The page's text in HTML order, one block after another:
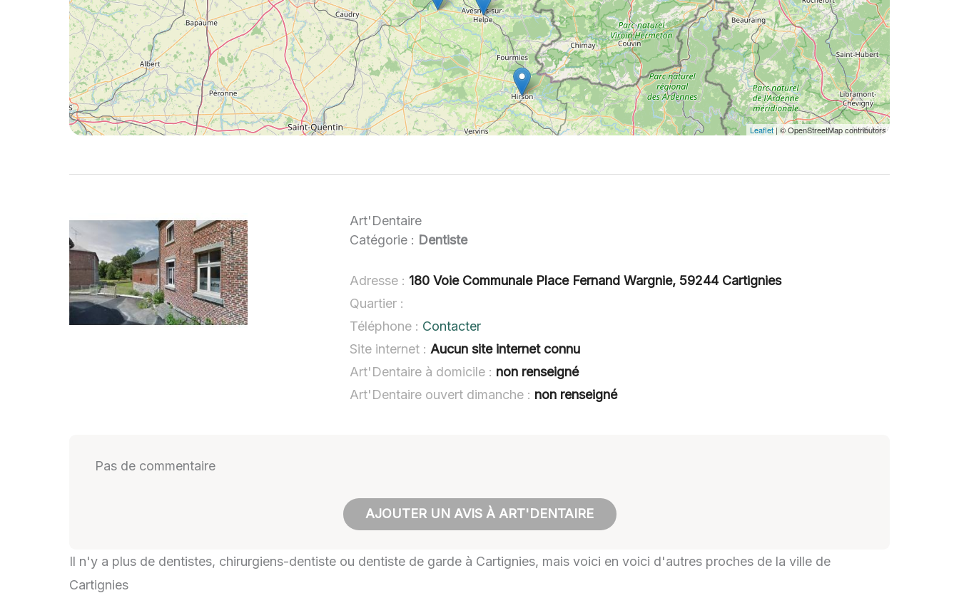
Leaflet| © OpenStreetMap contributors
Art'Dentaire
Catégorie : Dentiste
Adresse : 180 Voie Communale Place Fernand Wargnie, 59244 Cartignies
Quartier :
Téléphone : Contacter
Site internet : Aucun site internet connu
Art'Dentaire à domicile : non renseigné
Art'Dentaire ouvert dimanche : non renseigné
Pas de commentaire
AJOUTER UN AVIS À ART'DENTAIRE
Il n'y a plus de dentistes, chirurgiens-dentiste ou dentiste de garde à Cartignies, mais voici en voici d'autres proches de la ville de
Cartignies